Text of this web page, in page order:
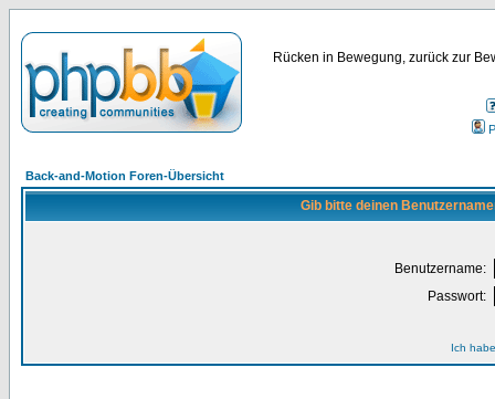
Rücken in Bewegung, zurück zur
Back-and-Motion Foren-Übersicht
Gib bitte deinen
Benutzername:
Passwort:
Ich